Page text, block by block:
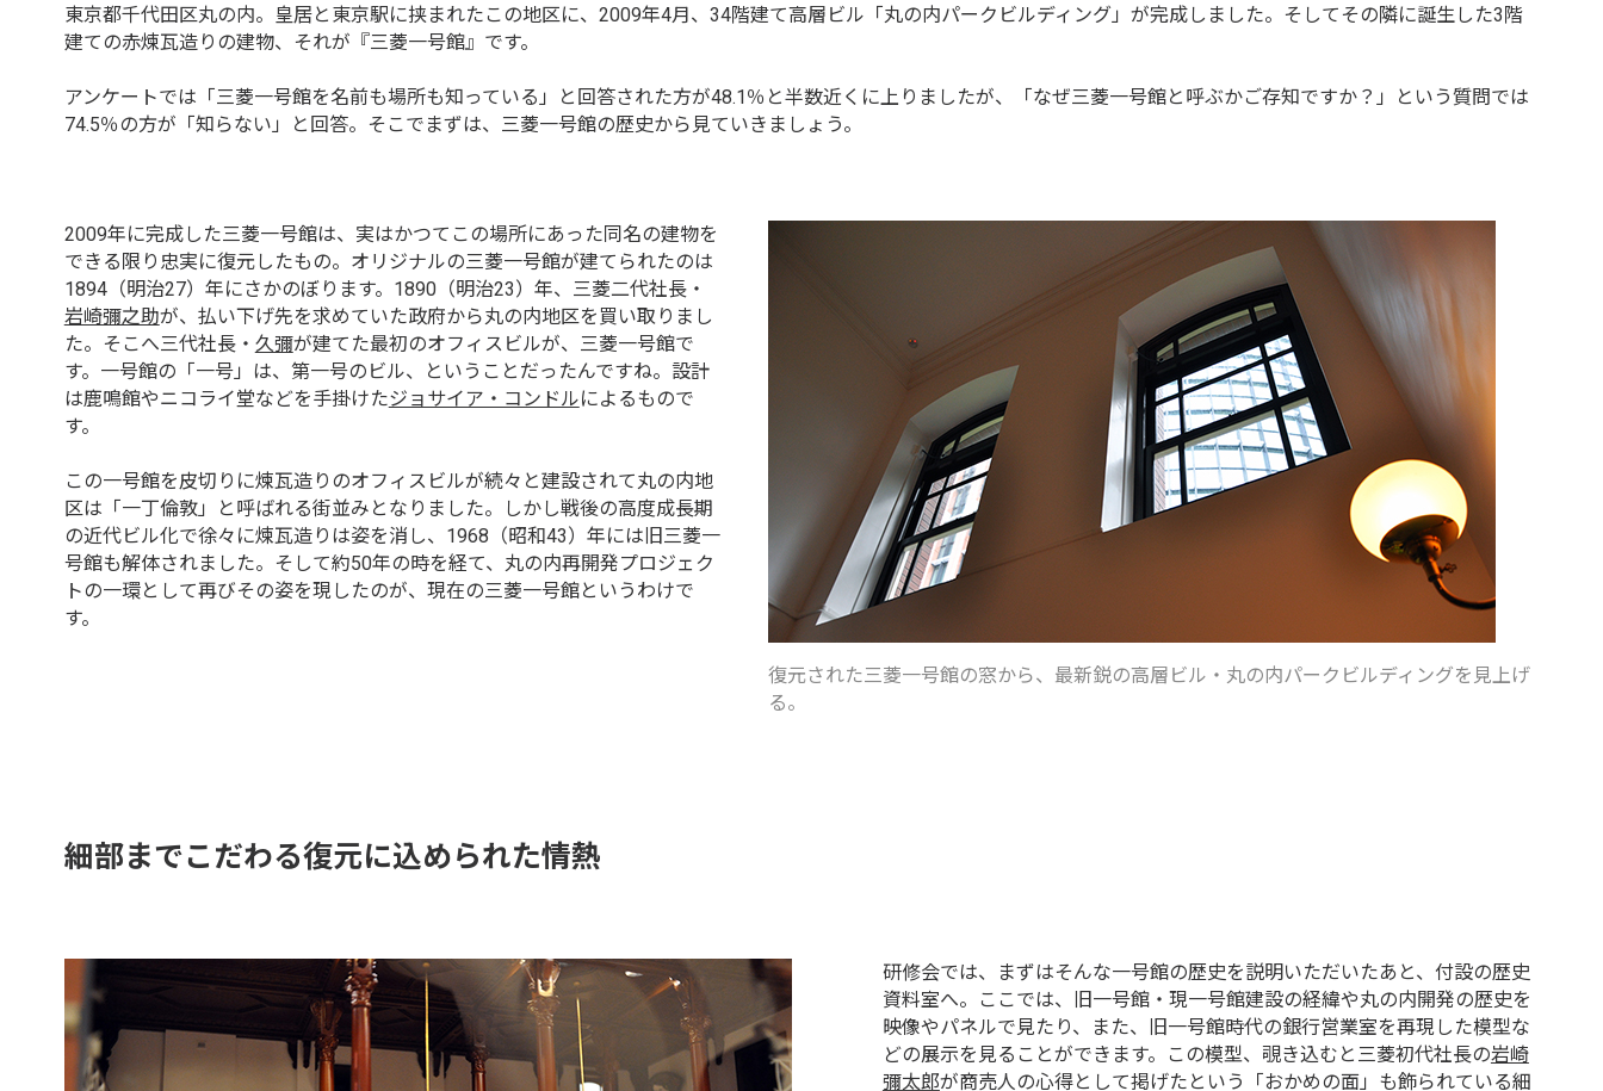
東京都千代田区丸の内。皇居と東京駅に挟まれたこの地区に、2009年4月、34階建て高層ビル「丸の内パークビルディング」が完成しました。そしてその隣に誕生した3階
建ての赤煉瓦造りの建物、それが『三菱一号館』です。
アンケートでは「三菱一号館を名前も場所も知っている」と回答された方が48.1％と半数近くに上りましたが、「なぜ三菱一号館と呼ぶかご存知ですか？」という質問では
74.5％の方が「知らない」と回答。そこでまずは、三菱一号館の歴史から見ていきましょう。
復元された三菱一号館の窓から、最新鋭の高層ビル・丸の内パークビルディングを見上げ
る。
2009年に完成した三菱一号館は、実はかつてこの場所にあった同名の建物を
できる限り忠実に復元したもの。オリジナルの三菱一号館が建てられたのは
1894（明治27）年にさかのぼります。1890（明治23）年、三菱二代社長・
岩崎彌之助が、払い下げ先を求めていた政府から丸の内地区を買い取りまし
た。そこへ三代社長・ 久彌が建てた最初のオフィスビルが、三菱一号館で
す。一号館の「一号」は、第一号のビル、ということだったんですね。設計
は鹿鳴館やニコライ堂などを手掛けたジョサイア・コンドルによるもので
す。
この一号館を皮切りに煉瓦造りのオフィスビルが続々と建設されて丸の内地
区は「一丁倫敦」と呼ばれる街並みとなりました。しかし戦後の高度成長期
の近代ビル化で徐々に煉瓦造りは姿を消し、1968（昭和43）年には旧三菱一
号館も解体されました。そして約50年の時を経て、丸の内再開発プロジェク
トの一環として再びその姿を現したのが、現在の三菱一号館というわけで
す。
細部までこだわる復元に込められた情熱
研修会では、まずはそんな一号館の歴史を説明いただいたあと、付設の歴史
資料室へ。ここでは、旧一号館・現一号館建設の経緯や丸の内開発の歴史を
映像やパネルで見たり、また、旧一号館時代の銀行営業室を再現した模型な
どの展示を見ることができます。この模型、覗き込むと三菱初代社長の岩崎
彌太郎が商売人の心得として掲げたという「おかめの面」も飾られている細